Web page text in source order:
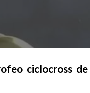
ciclocross de